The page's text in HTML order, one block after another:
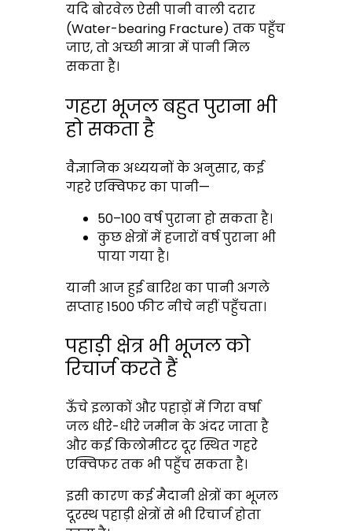
यदि बोरवेल ऐसी पानी वाली दरार
(Water-bearing Fracture) तक पहुँच
जाए, तो अच्छी मात्रा में पानी मिल
सकता है।
गहरा भूजल बहुत पुराना भी
हो सकता है
वैज्ञानिक अध्ययनों के अनुसार, कई
गहरे एक्विफर का पानी—
50–100 वर्ष पुराना हो सकता है।
कुछ क्षेत्रों में हजारों वर्ष पुराना भी
पाया गया है।
यानी आज हुई बारिश का पानी अगले
सप्ताह 1500 फीट नीचे नहीं पहुँचता।
पहाड़ी क्षेत्र भी भूजल को
रिचार्ज करते हैं
ऊँचे इलाकों और पहाड़ों में गिरा वर्षा
जल धीरे-धीरे जमीन के अंदर जाता है
और कई किलोमीटर दूर स्थित गहरे
एक्विफर तक भी पहुँच सकता है।
इसी कारण कई मैदानी क्षेत्रों का भूजल
दूरस्थ पहाड़ी क्षेत्रों से भी रिचार्ज होता